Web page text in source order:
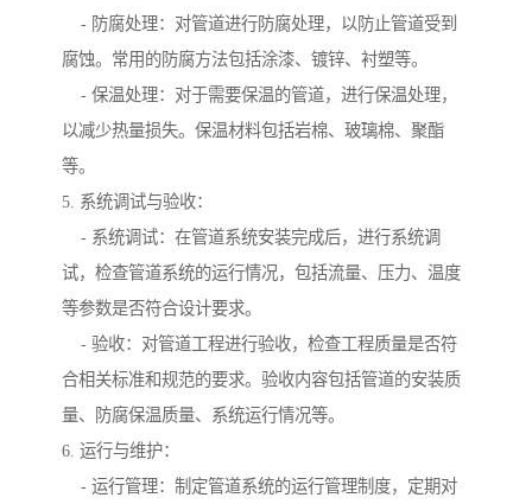
- 防腐处理：对管道进行防腐处理，以防止管道受到
腐蚀。常用的防腐方法包括涂漆、镀锌、衬塑等。
- 保温处理：对于需要保温的管道，进行保温处理，
以减少热量损失。保温材料包括岩棉、玻璃棉、聚酯
等。
5. 系统调试与验收：
- 系统调试：在管道系统安装完成后，进行系统调
试，检查管道系统的运行情况，包括流量、压力、温度
等参数是否符合设计要求。
- 验收：对管道工程进行验收，检查工程质量是否符
合相关标准和规范的要求。验收内容包括管道的安装质
量、防腐保温质量、系统运行情况等。
6. 运行与维护：
- 运行管理：制定管道系统的运行管理制度，定期对